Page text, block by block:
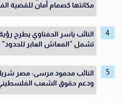
مكانتها كصمام أمان للقضية
النائب ياسر الحفناوي يطرح
تشمل "المعاش العابر
النائب محمود مرسى: مصر
ودعم حقوق الشعب